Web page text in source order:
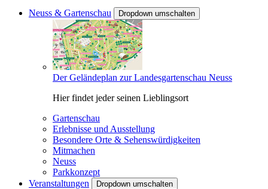
Neuss & Gartenschau Dropdown umschalten
Der Geländeplan zur Landesgartenschau Neuss
Hier findet jeder seinen Lieblingsort
Gartenschau
Erlebnisse und Ausstellung
Besondere Orte & Sehenswürdigkeiten
Mitmachen
Neuss
Parkkonzept
Veranstaltungen
Dropdown umschalten